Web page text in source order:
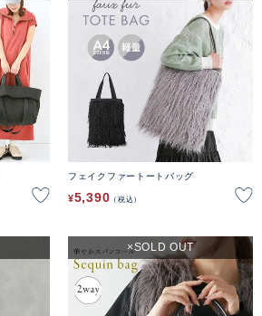
フェイクファートートバッグ
¥5,390 税込
SOLD OUT